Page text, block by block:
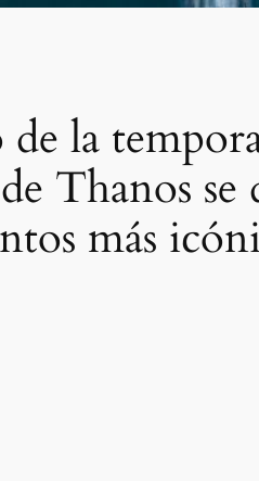
la
Thanos se
más